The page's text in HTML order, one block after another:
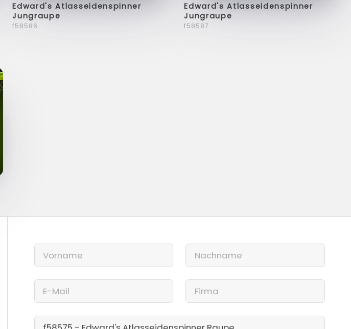
Edward's Atlasseidenspinner
Jungraupe
f58586
Edward's Atlasseidenspinner
Jungraupe
f58587